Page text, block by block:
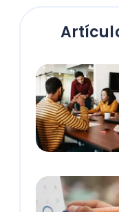
2026:
reajuste
2026